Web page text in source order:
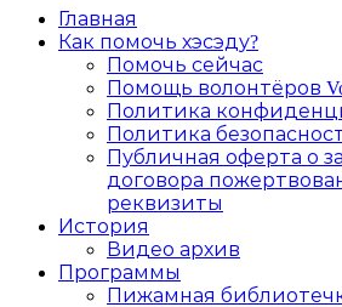
еврейский
благотворительный
Ариель"
Удмуртской
Республики
Главная
Как помочь хэсэду?
Помочь сейчас
Помощь волонтёров
Политика
Политика
Публичная оферта о
договора
реквизиты
История
Видео архив
Программы
Пижамная